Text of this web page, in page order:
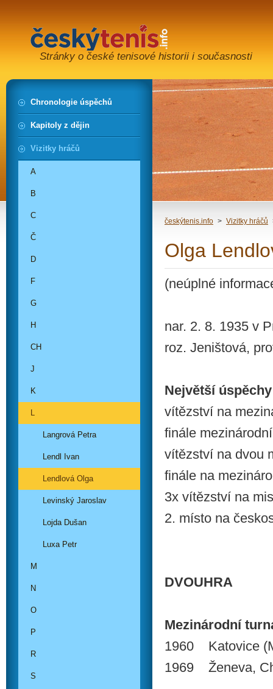
Stránky o české tenisové historii i současnosti
českýtenis.info > Vizitky hráčů
Olga
(neúplné
nar. 2. 8. 1935 v
roz. Jeništová,
Největší
vítězství na
finále
vítězství na dvou
finále na
3x vítězství na
2. místo na
DVOUHRA
Mezinárodní
1960 Katovice
1969 Ženeva,
Chronologie úspěchů
Kapitoly z dějin
Vizitky hráčů
A
B
C
Č
D
F
G
H
CH
J
K
L
Langrová Petra
Lendl Ivan
Lendlová Olga
Levinský Jaroslav
Lojda Dušan
Luxa Petr
M
N
O
P
R
S